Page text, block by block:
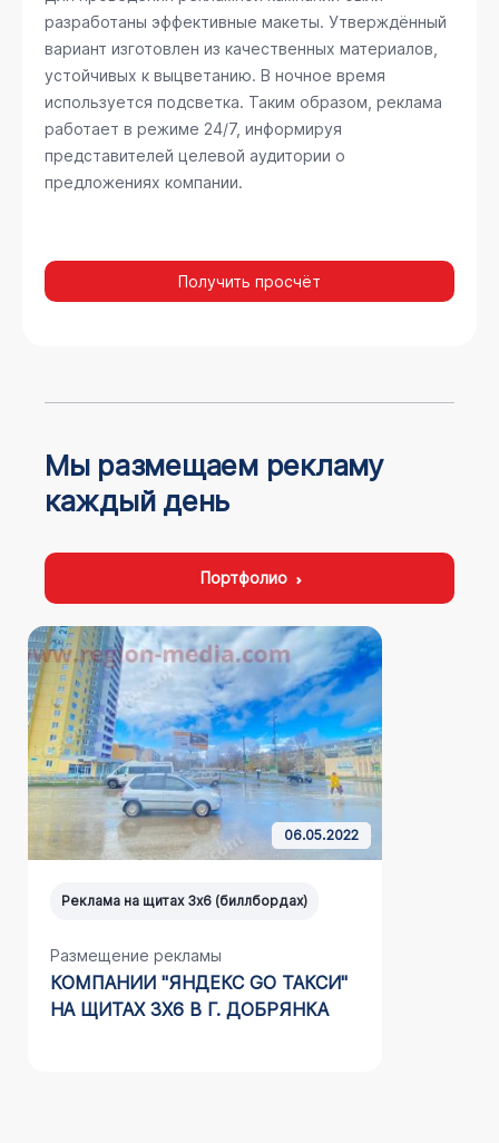
разработаны эффективные макеты. Утверждённый
вариант изготовлен из качественных материалов,
устойчивых к выцветанию. В ночное время
используется подсветка. Таким образом, реклама
работает в режиме 24/7, информируя
представителей целевой аудитории о
предложениях компании.
Получить просчёт
Мы размещаем рекламу
каждый день
Портфолио
06.05.2022
Реклама на щитах 3х6 (биллбордах)
Размещение рекламы
КОМПАНИИ "ЯНДЕКС GO ТАКСИ"
НА ЩИТАХ 3Х6 В Г. ДОБРЯНКА